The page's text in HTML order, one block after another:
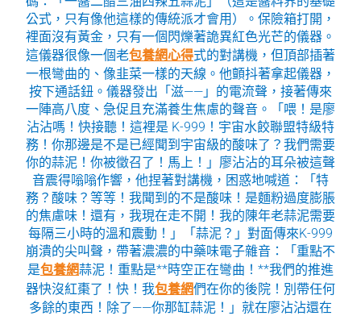
公式，只有像他這樣的傳統派才會用）。保險箱打開，
裡面沒有黃金，只有一個閃爍著詭異紅色光芒的儀器。
這儀器很像一個老包養網心得式的對講機，但頂部插著
一根彎曲的、像韭菜一樣的天線。他顫抖著拿起儀器，
按下通話鈕。儀器發出「滋——」的電流聲，接著傳來
一陣高八度、急促且充滿養生焦慮的聲音。「喂！是廖
沾沾嗎！快接聽！這裡是 K-999！宇宙水餃聯盟特級特
務！你那邊是不是已經聞到宇宙級的酸味了？我們需要
你的蒜泥！你被徵召了！馬上！」廖沾沾的耳朵被這聲
音震得嗡嗡作響，他捏著對講機，困惑地喊道：「特
務？酸味？等等！我聞到的不是酸味！是麵粉過度膨脹
的焦慮味！還有，我現在走不開！我的陳年老蒜泥需要
每隔三小時的溫和震動！」「蒜泥？」對面傳來K-999
崩潰的尖叫聲，帶著濃濃的中藥味電子雜音：「重點不
是包養網蒜泥！重點是**時空正在彎曲！**我們的推進
器快沒紅棗了！快！我包養網們在你的後院！別帶任何
多餘的東西！除了——你那缸蒜泥！」就在廖沾沾還在